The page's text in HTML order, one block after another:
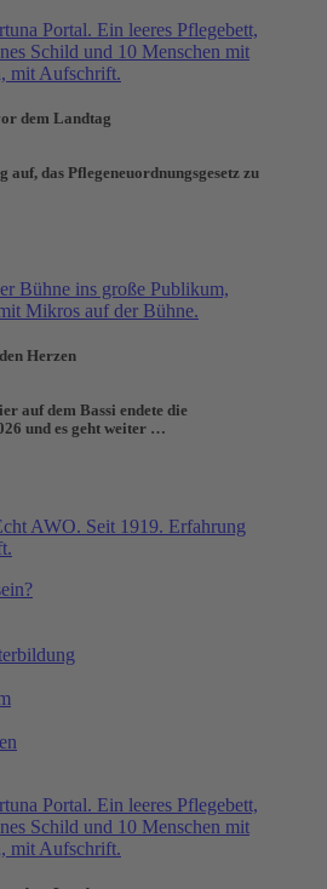
dem Landtag
das Pflegeneuordnungsgesetz zu
Herzen
auf dem Bassi endete die
und es geht weiter …